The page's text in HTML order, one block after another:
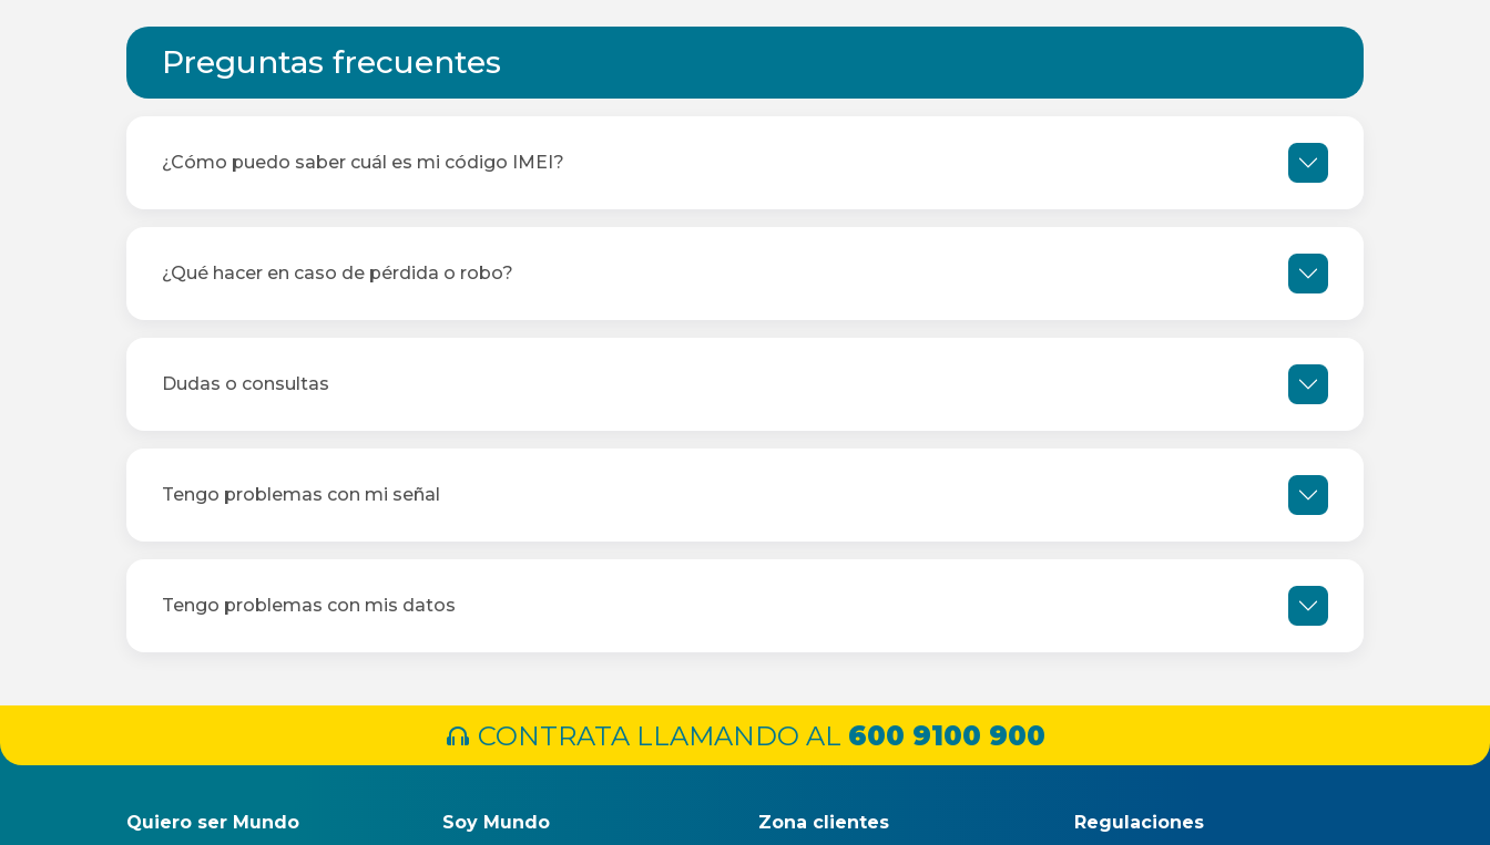
Preguntas frecuentes
¿Cómo puedo saber cuál es mi código IMEI?
¿Qué hacer en caso de pérdida o robo?
Dudas o consultas
Tengo problemas con mi señal
Tengo problemas con mis datos
CONTRATA LLAMANDO AL 600 9100 900
Quiero ser Mundo Soy Mundo Zona clientes Regulaciones